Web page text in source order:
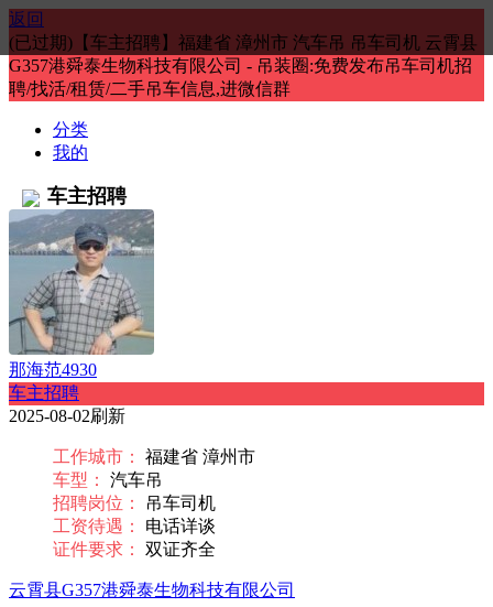
返回
(已过期)【车主招聘】福建省 漳州市 汽车吊 吊车司机 云霄县
G357港舜泰生物科技有限公司 - 吊装圈:免费发布吊车司机招
聘/找活/租赁/二手吊车信息,进微信群
分类
我的
车主招聘
那海范4930
车主招聘
2025-08-02刷新
工作城市：
福建省 漳州市
车型：
汽车吊
招聘岗位：
吊车司机
工资待遇：
电话详谈
证件要求：
双证齐全
云霄县G357港舜泰生物科技有限公司